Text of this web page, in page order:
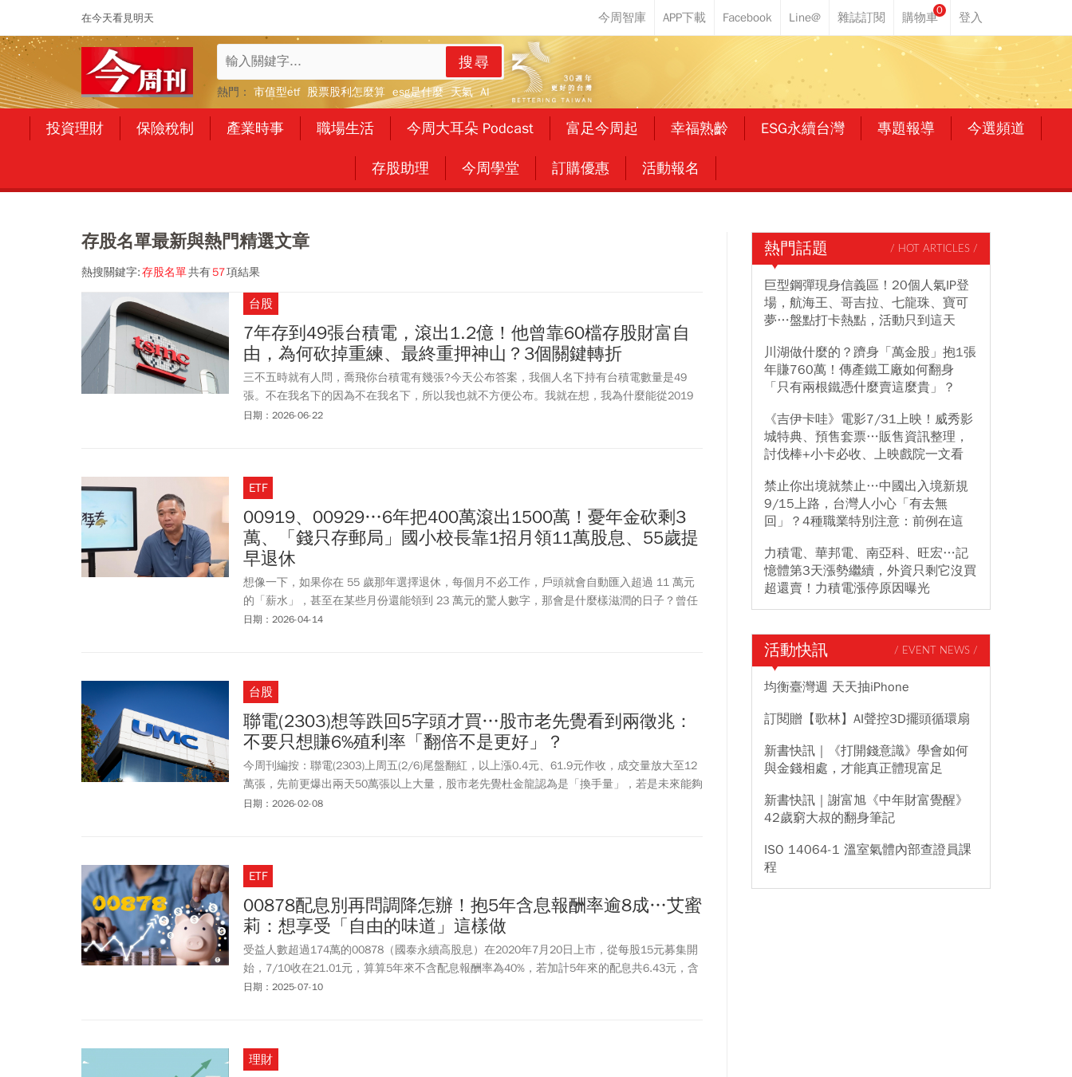
在今天看見明天
0
搜尋
熱門： 市值型etf 股票股利怎麼算 esg是什麼 天氣 AI
投資理財 保險稅制 產業時事 職場生活 今周大耳朵 Podcast 富足今周起 幸福熟齡 ESG永續台灣 專題報導 今選頻道
存股助理 今周學堂 訂購優惠 活動報名
存股名單最新與熱門精選文章
熱搜關鍵字:存股名單共有57項結果
台股
7年存到49張台積電，滾出1.2億！他曾靠60檔存股財富自
由，為何砍掉重練、最終重押神山？3個關鍵轉折
三不五時就有人問，喬飛你台積電有幾張?今天公布答案，我個人名下持有台積電數量是49
張。不在我名下的因為不在我名下，所以我也就不方便公布。我就在想，我為什麼能從2019
年一開始的20張，變成現在的數量。反觀我20年前就持有4張台達電，為什麼現在還是4張。
日期：2026-06-22
ETF
00919、00929…6年把400萬滾出1500萬！憂年金砍剩3
萬、「錢只存郵局」國小校長靠1招月領11萬股息、55歲提
早退休
想像一下，如果你在 55 歲那年選擇退休，每個月不必工作，戶頭就會自動匯入超過 11 萬元
的「薪水」，甚至在某些月份還能領到 23 萬元的驚人數字，那會是什麼樣滋潤的日子？曾任
國小校長長達 18 年、現在是大學兼任助理教授的鄭孟忠博士，在《玩股網》分享了他這段精
一場「退休金危機」說起。
日期：2026-04-14
台股
聯電(2303)想等跌回5字頭才買…股市老先覺看到兩徵兆：
不要只想賺6%殖利率「翻倍不是更好」？
今周刊編按：聯電(2303)上周五(2/6)尾盤翻紅，以上漲0.4元、61.9元作收，成交量放大至12
萬張，先前更爆出兩天50萬張以上大量，股市老先覺杜金龍認為是「換手量」，若是未來能夠
挑戰前高，上面就無壓力，有機會看到「3位數」、100元，等於是翻倍的概念。杜金龍說，
日期：2026-02-08
ETF
00878配息別再問調降怎辦！抱5年含息報酬率逾8成…艾蜜
莉：想享受「自由的味道」這樣做
受益人數超過174萬的00878（國泰永續高股息）在2020年7月20日上市，從每股15元募集開
始，7/10收在21.01元，算算5年來不含配息報酬率為40%，若加計5年來的配息共6.43元，含
息報酬率高達83%。不過，在最近一次配息，00878也開始調降股息，從0.5元小降至0.47元，
資產幫忙產生現金流的過程，而股息是結果」。
日期：2025-07-10
理財
熱門話題 / HOT ARTICLES /
巨型鋼彈現身信義區！20個人氣IP登
場，航海王、哥吉拉、七龍珠、寶可
夢…盤點打卡熱點，活動只到這天
川湖做什麼的？躋身「萬金股」抱1張
年賺760萬！傳產鐵工廠如何翻身
「只有兩根鐵憑什麼賣這麼貴」？
《吉伊卡哇》電影7/31上映！威秀影
城特典、預售套票…販售資訊整理，
討伐棒+小卡必收、上映戲院一文看
禁止你出境就禁止…中國出入境新規
9/15上路，台灣人小心「有去無
回」？4種職業特別注意：前例在這
力積電、華邦電、南亞科、旺宏…記
憶體第3天漲勢繼續，外資只剩它沒買
超還賣！力積電漲停原因曝光
活動快訊 / EVENT NEWS /
均衡臺灣週 天天抽iPhone
訂閱贈【歌林】AI聲控3D擺頭循環扇
新書快訊｜《打開錢意識》學會如何
與金錢相處，才能真正體現富足
新書快訊｜謝富旭《中年財富覺醒》
42歲窮大叔的翻身筆記
ISO 14064-1 溫室氣體內部查證員課
程